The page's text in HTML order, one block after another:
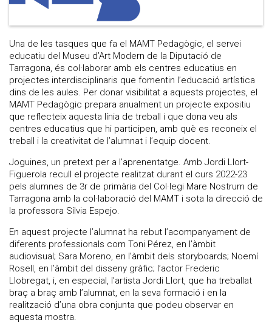
Una de les tasques que fa el MAMT Pedagògic, el servei
educatiu del Museu d’Art Modern de la Diputació de
Tarragona, és col·laborar amb els centres educatius en
projectes interdisciplinaris que fomentin l’educació artística
dins de les aules. Per donar visibilitat a aquests projectes, el
MAMT Pedagògic prepara anualment un projecte expositiu
que reflecteix aquesta línia de treball i que dona veu als
centres educatius que hi participen, amb què es reconeix el
treball i la creativitat de l’alumnat i l’equip docent.
Joguines, un pretext per a l’aprenentatge. Amb Jordi Llort-
Figuerola recull el projecte realitzat durant el curs 2022-23
pels alumnes de 3r de primària del Col·legi Mare Nostrum de
Tarragona amb la col·laboració del MAMT i sota la direcció de
la professora Sílvia Espejo.
En aquest projecte l’alumnat ha rebut l’acompanyament de
diferents professionals com Toni Pérez, en l’àmbit
audiovisual; Sara Moreno, en l’àmbit dels storyboards; Noemí
Rosell, en l’àmbit del disseny gràfic; l’actor Frederic
Llobregat, i, en especial, l’artista Jordi Llort, que ha treballat
braç a braç amb l’alumnat, en la seva formació i en la
realització d’una obra conjunta que podeu observar en
aquesta mostra.